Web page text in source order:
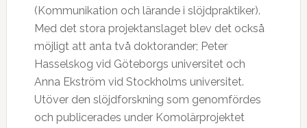
(Kommunikation och lärande i slöjdpraktiker).
Med det stora projektanslaget blev det också
möjligt att anta två doktorander; Peter
Hasselskog vid Göteborgs universitet och
Anna Ekström vid Stockholms universitet.
Utöver den slöjdforskning som genomfördes
och publicerades under Komolärprojektet